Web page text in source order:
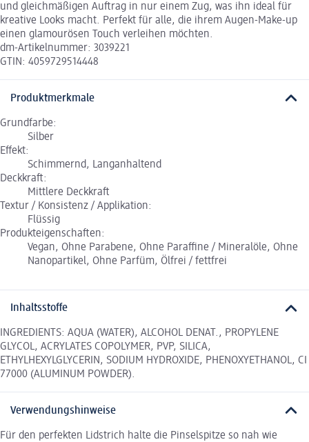
und gleichmäßigen Auftrag in nur einem Zug, was ihn ideal für
kreative Looks macht. Perfekt für alle, die ihrem Augen-Make-up
einen glamourösen Touch verleihen möchten.
dm-Artikelnummer: 3039221
GTIN: 4059729514448
Produktmerkmale
Grundfarbe:
Silber
Effekt:
Schimmernd, Langanhaltend
Deckkraft:
Mittlere Deckkraft
Textur / Konsistenz / Applikation:
Flüssig
Produkteigenschaften:
Vegan, Ohne Parabene, Ohne Paraffine / Mineralöle, Ohne
Nanopartikel, Ohne Parfüm, Ölfrei / fettfrei
Inhaltsstoffe
INGREDIENTS: AQUA (WATER), ALCOHOL DENAT., PROPYLENE
GLYCOL, ACRYLATES COPOLYMER, PVP, SILICA,
ETHYLHEXYLGLYCERIN, SODIUM HYDROXIDE, PHENOXYETHANOL, CI
77000 (ALUMINUM POWDER).
Verwendungshinweise
Für den perfekten Lidstrich halte die Pinselspitze so nah wie